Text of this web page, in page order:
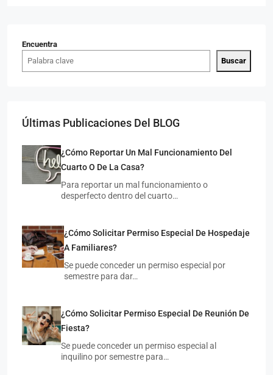
$4,500 /MXN
MAESTROS ILUSTRES 654, UNIVERSITARIA, 78290 SAN
LUIS POTOSÍ, S.L.P.
1 INDIVIDUAL 1 COCHE 20 M²
CUARTO COMPARTIDO, CUARTO INDIVIDUAL
Encuentra
Buscar
Últimas Publicaciones Del BLOG
¿Cómo Reportar Un Mal Funcionamiento Del
Cuarto O De La Casa?
Para reportar un mal funcionamiento o
desperfecto dentro del cuarto…
¿Cómo Solicitar Permiso Especial De Hospedaje
A Familiares?
Se puede conceder un permiso especial por
semestre para dar…
¿Cómo Solicitar Permiso Especial De Reunión De
Fiesta?
Se puede conceder un permiso especial al
inquilino por semestre para…